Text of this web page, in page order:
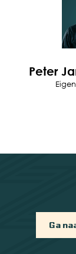
Peter
Ga